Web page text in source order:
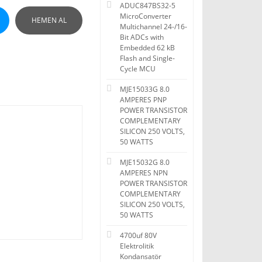
HEMEN AL
ADUC847BS32-5
MicroConverter
Multichannel 24-/16-
Bit ADCs with
Embedded 62 kB
Flash and Single-
Cycle MCU
MJE15033G 8.0
AMPERES PNP
POWER TRANSISTOR
COMPLEMENTARY
SILICON 250 VOLTS,
50 WATTS
MJE15032G 8.0
AMPERES NPN
POWER TRANSISTOR
COMPLEMENTARY
SILICON 250 VOLTS,
50 WATTS
4700uf 80V
Elektrolitik
Kondansatör